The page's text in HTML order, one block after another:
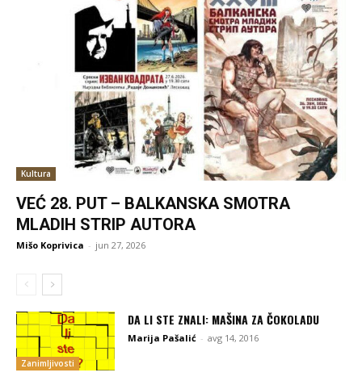
Kultura
VEĆ 28. PUT – BALKANSKA SMOTRA
MLADIH STRIP AUTORA
Mišo Koprivica - jun 27, 2026
Zanimljivosti
DA LI STE ZNALI: MAŠINA ZA ČOKOLADU
Marija Pašalić - avg 14, 2016